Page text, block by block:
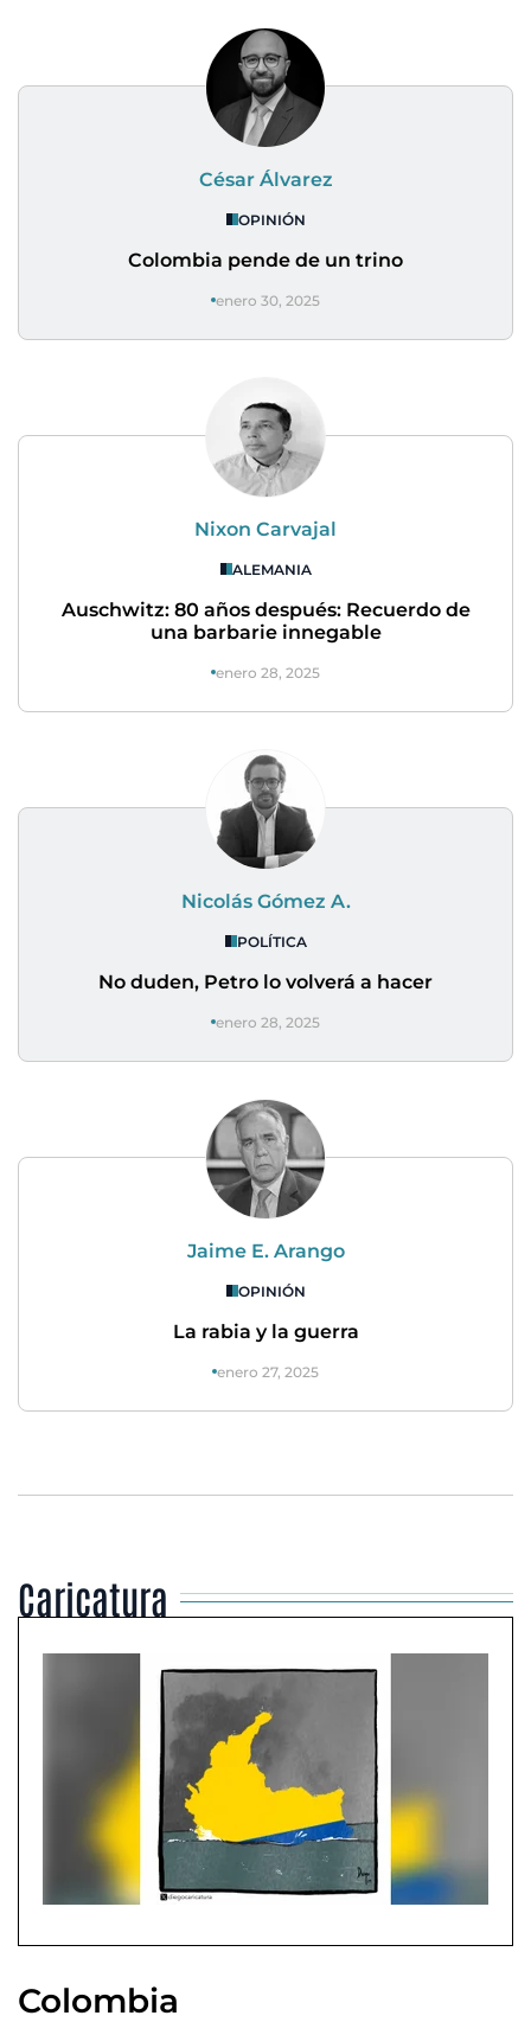
César Álvarez
OPINIÓN
Colombia pende de un trino
enero 30, 2025
Nixon Carvajal
ALEMANIA
Auschwitz: 80 años después: Recuerdo de
una barbarie innegable
enero 28, 2025
Nicolás Gómez A.
POLÍTICA
No duden, Petro lo volverá a hacer
enero 28, 2025
Jaime E. Arango
OPINIÓN
La rabia y la guerra
enero 27, 2025
Caricatura
Colombia